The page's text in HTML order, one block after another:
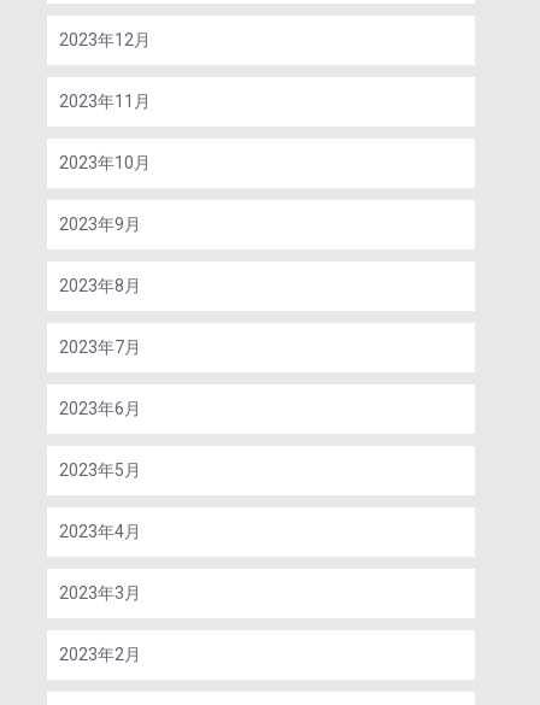
2023年12月
2023年11月
2023年10月
2023年9月
2023年8月
2023年7月
2023年6月
2023年5月
2023年4月
2023年3月
2023年2月